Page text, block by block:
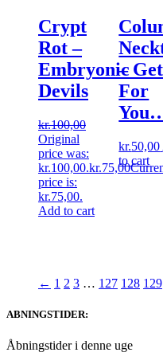
Crypt
Rot ‎–
Embryonic
Devils
kr.100,00
Original
price was:
kr.100,00.kr.75,00
price is:
kr.75,00.
Add to cart
‎–
For
kr.50,00
to cart
← 1 2 3 … 127 128 129
ABNINGSTIDER:
Åbningstider i denne uge